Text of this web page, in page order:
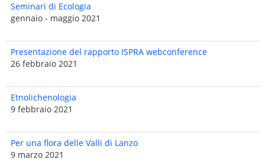
Seminari di Ecologia
gennaio - maggio 2021
Presentazione del rapporto ISPRA webconference
26 febbraio 2021
Etnolichenologia
9 febbraio 2021
Per una flora delle Valli di Lanzo
9 marzo 2021